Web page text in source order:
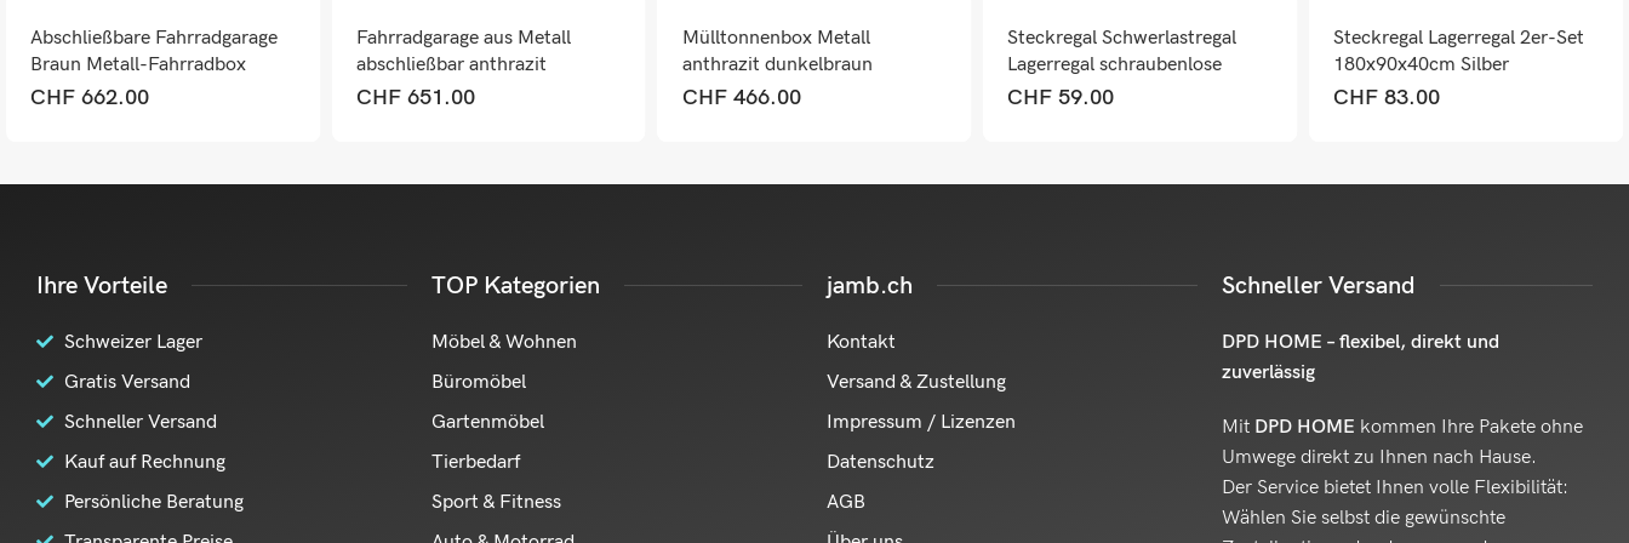
Abschließbare Fahrradgarage
Braun Metall-Fahrradbox
152x184x98cm
CHF662.00
Fahrradgarage aus Metall
abschließbar anthrazit
152x184x98 cm
CHF651.00
Mülltonnenbox Metall
anthrazit dunkelbraun
Holzoptik. erweiterbar
CHF466.00
Steckregal Schwerlastregal
Lagerregal schraubenlose
Montage 150x75x30cm Stahl
CHF 59.00
Steckregal Lagerregal 2er-Set
180x90x40cm Silber
CHF 83.00
Ihre Vorteile
Schweizer Lager
Gratis Versand
Schneller Versand
Kauf auf Rechnung
Persönliche Beratung
TOP Kategorien
Möbel & Wohnen
Büromöbel
Gartenmöbel
Tierbedarf
Sport & Fitness
jamb.ch
Kontakt
Versand & Zustellung
Impressum / Lizenzen
Datenschutz
AGB
Schneller Versand
DPD HOME – flexibel, direkt und
zuverlässig
Mit DPD HOME kommen Ihre Pakete ohne
Umwege direkt zu Ihnen nach Hause.
Der Service bietet Ihnen volle Flexibilität:
Wählen Sie selbst die gewünschte